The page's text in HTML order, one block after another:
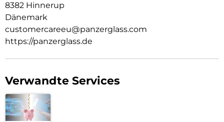
8382 Hinnerup
Dänemark
customercareeu@panzerglass.com
https://panzerglass.de
Verwandte Services